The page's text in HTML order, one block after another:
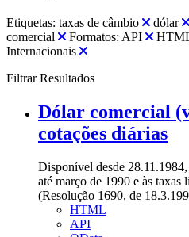
Etiquetas: taxas de câmbio dólar
comercial
Formatos: API
Internacionais
Filtrar Resultados
Dólar comercial
cotações diárias
Disponível desde
até março de 1990 e às taxas
(Resolução 1690, de
HTML
API